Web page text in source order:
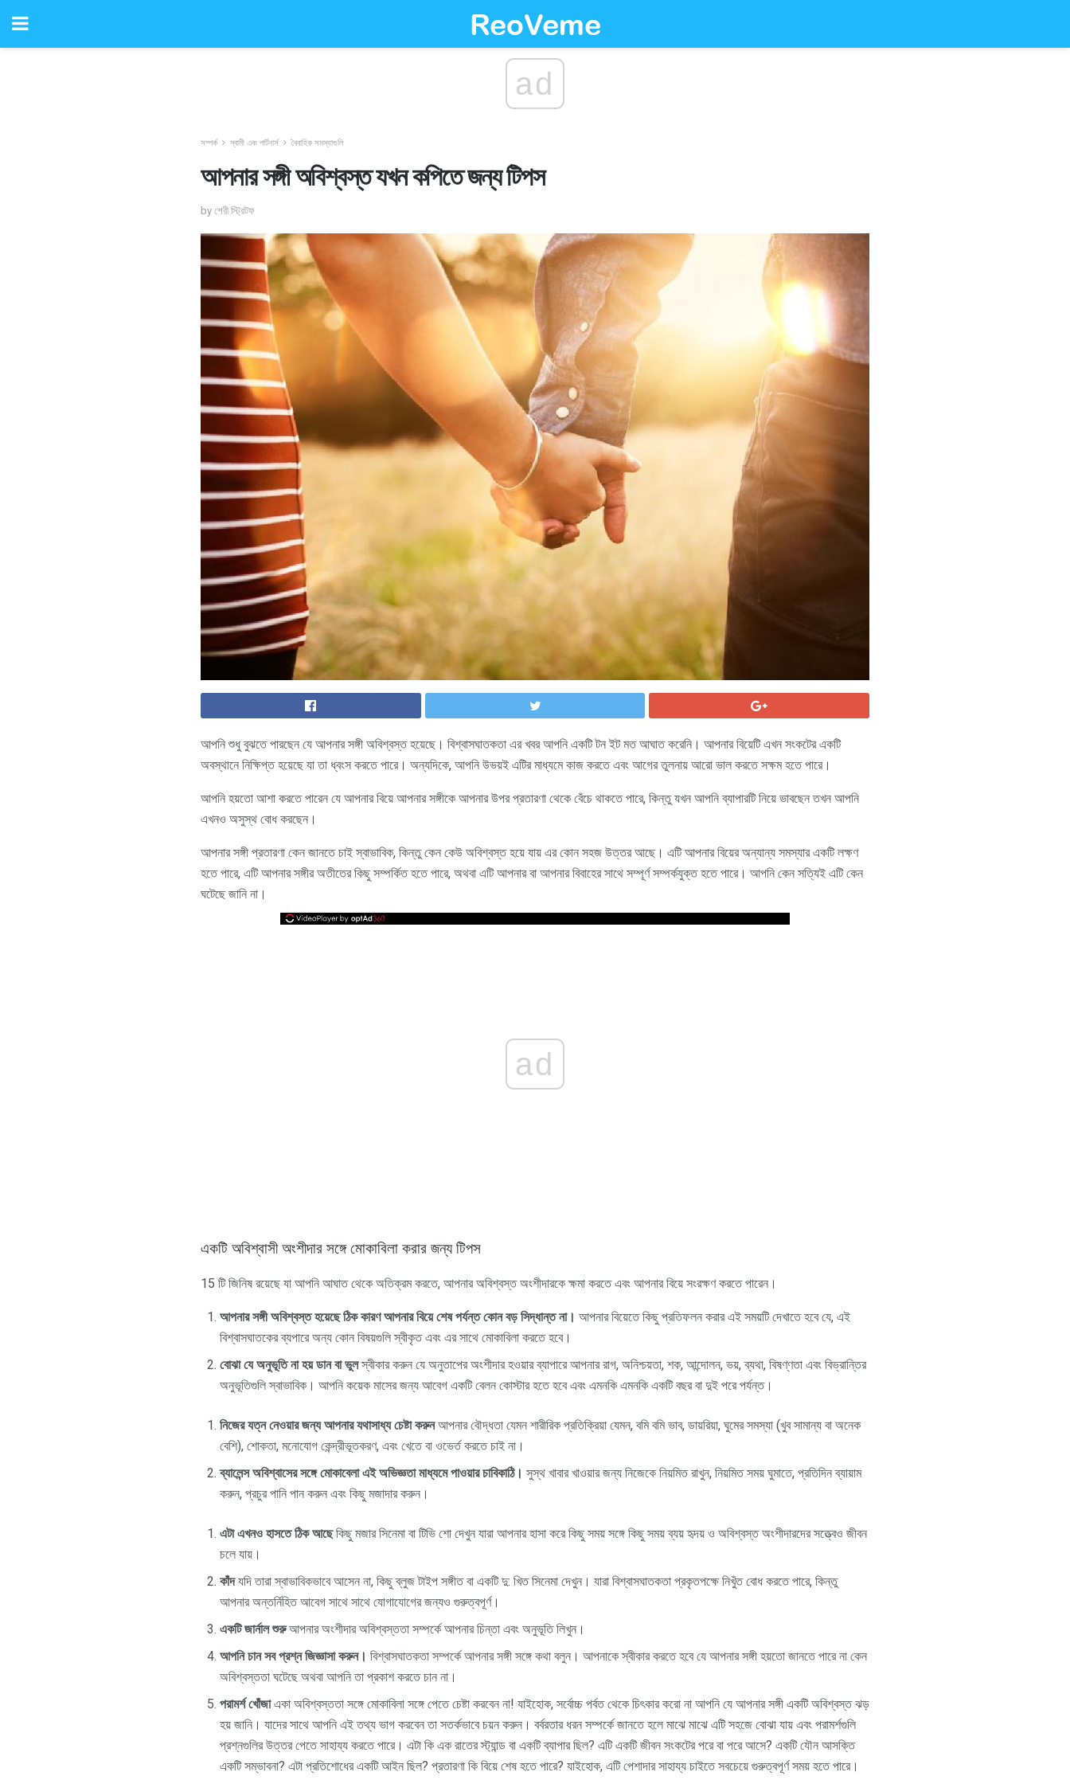
ad
সম্পর্ক স্বামী এবং পার্টনার্স বৈবাহিক সমস্যাগুলি
আপনার সঙ্গী অবিশ্বস্ত যখন কপিতে জন্য টিপস
by শেরী স্ট্রিটফ
আপনি শুধু বুঝতে পারছেন যে আপনার সঙ্গী অবিশ্বস্ত হয়েছে। বিশ্বাসঘাতকতা এর খবর আপনি একটি টন ইট মত আঘাত করেনি। আপনার বিয়েটি এখন সংকটের একটি
অবস্থানে নিক্ষিপ্ত হয়েছে যা তা ধ্বংস করতে পারে। অন্যদিকে, আপনি উভয়ই এটির মাধ্যমে কাজ করতে এবং আগের তুলনায় আরো ভাল করতে সক্ষম হতে পারে।
আপনি হয়তো আশা করতে পারেন যে আপনার বিয়ে আপনার সঙ্গীকে আপনার উপর প্রতারণা থেকে বেঁচে থাকতে পারে, কিন্তু যখন আপনি ব্যাপারটি নিয়ে ভাবছেন তখন আপনি
এখনও অসুস্থ বোধ করছেন।
আপনার সঙ্গী প্রতারণা কেন জানতে চাই স্বাভাবিক, কিন্তু কেন কেউ অবিশ্বস্ত হয়ে যায় এর কোন সহজ উত্তর আছে। এটি আপনার বিয়ের অন্যান্য সমস্যার একটি লক্ষণ
হতে পারে, এটি আপনার সঙ্গীর অতীতের কিছু সম্পর্কিত হতে পারে, অথবা এটি আপনার বা আপনার বিবাহের সাথে সম্পূর্ণ সম্পর্কযুক্ত হতে পারে। আপনি কেন সত্যিই এটি কেন
ঘটেছে জানি না।
ad
একটি অবিশ্বাসী অংশীদার সঙ্গে মোকাবিলা করার জন্য টিপস
15 টি জিনিষ রয়েছে যা আপনি আঘাত থেকে অতিক্রম করতে, আপনার অবিশ্বস্ত অংশীদারকে ক্ষমা করতে এবং আপনার বিয়ে সংরক্ষণ করতে পারেন।
আপনার সঙ্গী অবিশ্বস্ত হয়েছে ঠিক কারণ আপনার বিয়ে শেষ পর্যন্ত কোন বড় সিদ্ধান্ত না। আপনার বিয়েতে কিছু প্রতিফলন করার এই সময়টি দেখাতে হবে যে, এই
বিশ্বাসঘাতকের ব্যপারে অন্য কোন বিষয়গুলি স্বীকৃত এবং এর সাথে মোকাবিলা করতে হবে।
বোঝা যে অনুভূতি না হয় ডান বা ভুলস্বীকার করুন যে অনুতাপের অংশীদার হওয়ার ব্যাপারে আপনার রাগ, অনিশ্চয়তা, শক, আন্দোলন, ভয়, ব্যথা, বিষণ্ণতা এবং বিভ্রান্তির
অনুভূতিগুলি স্বাভাবিক। আপনি কয়েক মাসের জন্য আবেগ একটি বেলন কোস্টার হতে হবে এবং এমনকি এমনকি একটি বছর বা দুই পরে পর্যন্ত।
নিজের যত্ন নেওয়ার জন্য আপনার যথাসাধ্য চেষ্টা করুনআপনার বৌদ্ধতা যেমন শারীরিক প্রতিক্রিয়া যেমন, বমি বমি ভাব, ডায়রিয়া, ঘুমের সমস্যা (খুব সামান্য বা অনেক
বেশি), শোকতা, মনোযোগ কেন্দ্রীভূতকরণ, এবং খেতে বা ওভের্ত করতে চাই না।
ব্যালেন্স অবিশ্বাসের সঙ্গে মোকাবেলা এই অভিজ্ঞতা মাধ্যমে পাওয়ার চাবিকাঠি। সুস্থ খাবার খাওয়ার জন্য নিজেকে নিয়মিত রাখুন, নিয়মিত সময় ঘুমাতে, প্রতিদিন ব্যায়াম
করুন, প্রচুর পানি পান করুন এবং কিছু মজাদার করুন।
এটা এখনও হাসতে ঠিক আছেকিছু মজার সিনেমা বা টিভি শো দেখুন যারা আপনার হাসা করে কিছু সময় সঙ্গে কিছু সময় ব্যয় হৃদয় ও অবিশ্বস্ত অংশীদারদের সত্ত্বেও জীবন
চলে যায়।
কাঁদযদি তারা স্বাভাবিকভাবে আসেন না, কিছু ব্লুজ টাইপ সঙ্গীত বা একটি দু: খিত সিনেমা দেখুন। যারা বিশ্বাসঘাতকতা প্রকৃতপক্ষে নিখুঁত বোধ করতে পারে, কিন্তু
আপনার অন্তর্নিহিত আবেগ সাথে সাথে যোগাযোগের জন্যও গুরুত্বপূর্ণ।
একটি জার্নাল শুরুআপনার অংশীদার অবিশ্বস্ততা সম্পর্কে আপনার চিন্তা এবং অনুভূতি লিখুন।
আপনি চান সব প্রশ্ন জিজ্ঞাসা করুন। বিশ্বাসঘাতকতা সম্পর্কে আপনার সঙ্গী সঙ্গে কথা বলুন। আপনাকে স্বীকার করতে হবে যে আপনার সঙ্গী হয়তো জানতে পারে না কেন
অবিশ্বস্ততা ঘটেছে অথবা আপনি তা প্রকাশ করতে চান না।
পরামর্শ খোঁজাএকা অবিশ্বস্ততা সঙ্গে মোকাবিলা সঙ্গে পেতে চেষ্টা করবেন না! যাইহোক, সর্বোচ্চ পর্বত থেকে চিৎকার করো না আপনি যে আপনার সঙ্গী একটি অবিশ্বস্ত ঝড়
হয় জানি। যাদের সাথে আপনি এই তথ্য ভাগ করবেন তা সতর্কভাবে চয়ন করুন। বর্বরতার ধরন সম্পর্কে জানতে হলে মাঝে মাঝে এটি সহজে বোঝা যায় এবং পরামর্শগুলি
প্রশ্নগুলির উত্তর পেতে সাহায্য করতে পারে। এটা কি এক রাতের স্ট্যান্ড বা একটি ব্যাপার ছিল? এটি একটি জীবন সংকটের পরে বা পরে আসে? একটি যৌন আসক্তি
একটি সম্ভাবনা? এটা প্রতিশোধের একটি আইন ছিল? প্রতারণা কি বিয়ে শেষ হতে পারে? যাইহোক, এটি পেশাদার সাহায্য চাইতে সবচেয়ে গুরুত্বপূর্ণ সময় হতে পারে।